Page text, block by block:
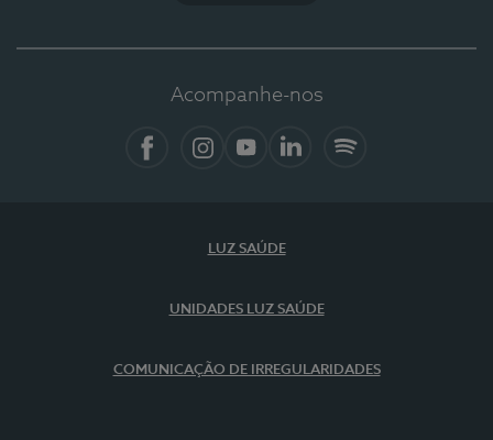
Acompanhe-nos
LUZ SAÚDE
UNIDADES LUZ SAÚDE
COMUNICAÇÃO DE IRREGULARIDADES